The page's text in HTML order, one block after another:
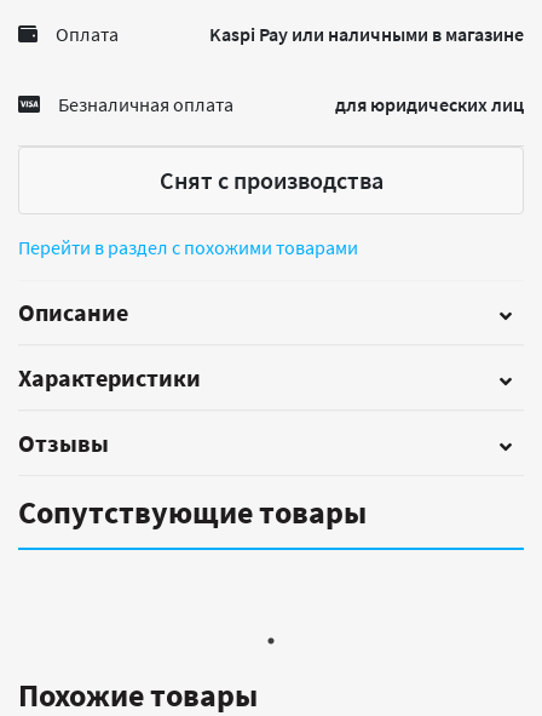
Оплата Kaspi Pay или наличными в магазине
Безналичная оплата для юридических лиц
Снят с производства
Перейти в раздел с похожими товарами
Описание
Характеристики
Отзывы
Сопутствующие товары
Похожие товары